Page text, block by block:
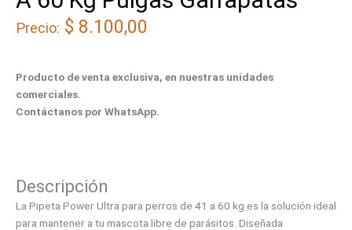
Precio: $ 8.100,00
Producto de venta exclusiva, en nuestras unidades
comerciales.
Contáctanos por WhatsApp.
Descripción
La Pipeta Power Ultra para perros de 41 a 60 kg es la solución ideal
para mantener a tu mascota libre de parásitos. Diseñada